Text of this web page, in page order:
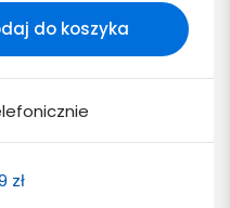
do koszyka
zł